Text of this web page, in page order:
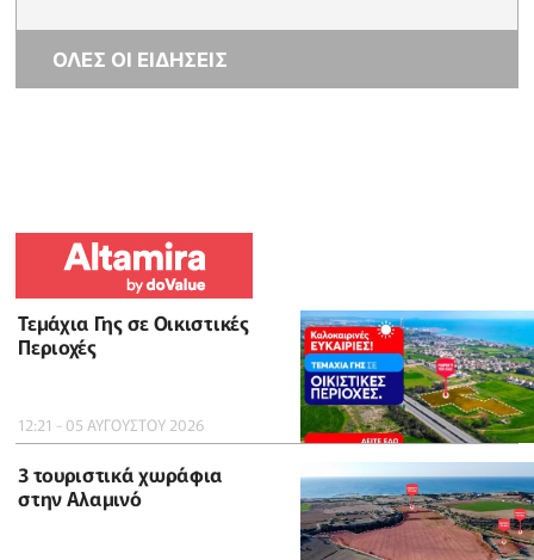
ΟΛΕΣ ΟΙ ΕΙΔΗΣΕΙΣ
Τεμάχια Γης σε Οικιστικές
Περιοχές
12:21 - 05 ΑΥΓΟΥΣΤΟΥ 2026
3 τουριστικά χωράφια
στην Αλαμινό